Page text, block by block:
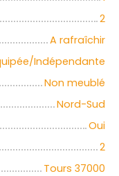
2
A rafraîchir
Indépendante
Non meublé
Nord-Sud
Oui
2
Tours 37000